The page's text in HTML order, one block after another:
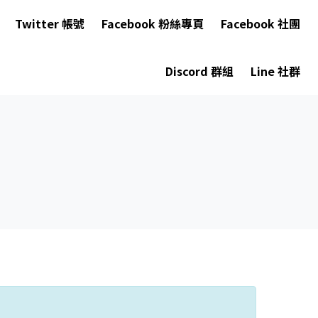
Twitter 帳號 Facebook 粉絲專頁 Facebook 社團
Discord 群組 Line 社群